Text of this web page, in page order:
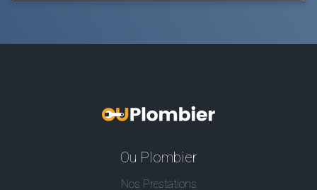
Ou Plombier
Nos Prestations